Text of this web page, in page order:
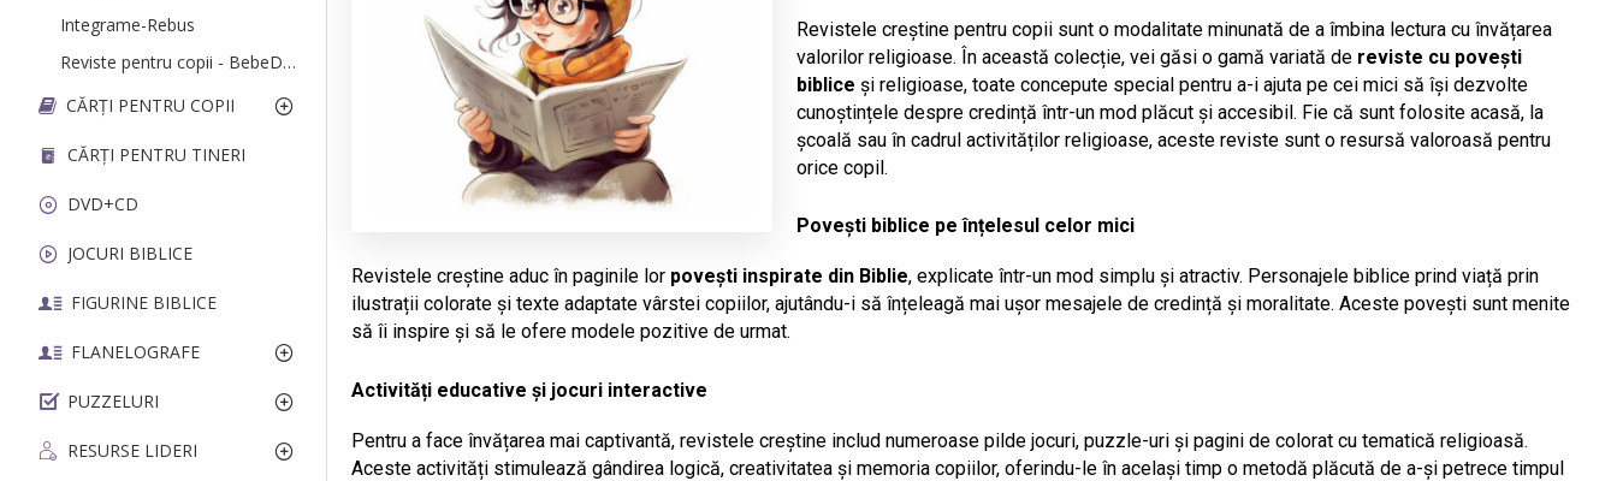
Integrame-Rebus
Reviste pentru copii - BebeDream.ro
CĂRȚI PENTRU COPII
CĂRȚI PENTRU TINERI
DVD+CD
JOCURI BIBLICE
FIGURINE BIBLICE
FLANELOGRAFE
PUZZELURI
RESURSE LIDERI
Revistele creștine pentru copii sunt o modalitate minunată de a îmbina lectura cu învățarea
valorilor religioase. În această colecție, vei găsi o gamă variată de reviste cu povești
biblice și religioase, toate concepute special pentru a-i ajuta pe cei mici să își dezvolte
cunoștințele despre credință într-un mod plăcut și accesibil. Fie că sunt folosite acasă, la
școală sau în cadrul activităților religioase, aceste reviste sunt o resursă valoroasă pentru
orice copil.
Povești biblice pe înțelesul celor mici
Revistele creștine aduc în paginile lor povești inspirate din Biblie, explicate într-un mod simplu și atractiv. Personajele biblice prind viață prin
ilustrații colorate și texte adaptate vârstei copiilor, ajutându-i să înțeleagă mai ușor mesajele de credință și moralitate. Aceste povești sunt menite
să îi inspire și să le ofere modele pozitive de urmat.
Activități educative și jocuri interactive
Pentru a face învățarea mai captivantă, revistele creștine includ numeroase pilde jocuri, puzzle-uri și pagini de colorat cu tematică religioasă.
Aceste activități stimulează gândirea logică, creativitatea și memoria copiilor, oferindu-le în același timp o metodă plăcută de a-și petrece timpul